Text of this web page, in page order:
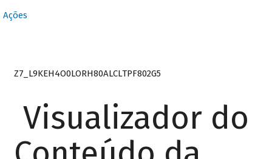
Ações
Z7_L9KEH4O0LORH80ALCLTPF802G5
Visualizador do